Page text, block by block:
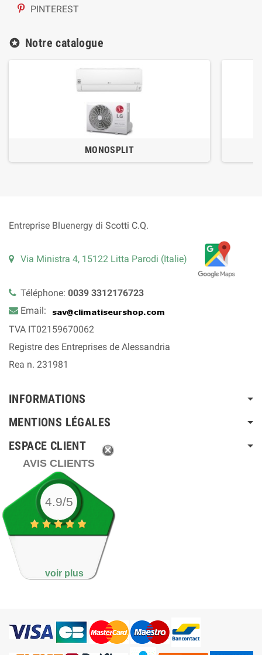
PINTEREST
stars Notre catalogue
MONOSPLIT
Entreprise Bluenergy di Scotti C.Q.
Via Ministra 4, 15122 Litta Parodi (Italie)
Téléphone: 0039 3312176723
Email:
TVA IT02159670062
Registre des Entreprises de Alessandria
Rea n. 231981
INFORMATIONS
MENTIONS LÉGALES
ESPACE CLIENT
AVIS CLIENTS
4.9/5
voir plus